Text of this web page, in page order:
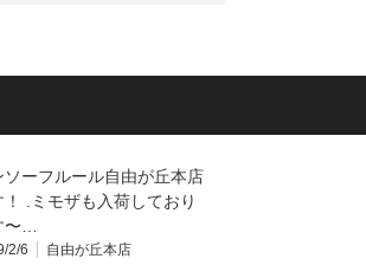
ソーフルール自由が丘本店
！ .ミモザも入荷しており
〜…
2/6 自由が丘本店